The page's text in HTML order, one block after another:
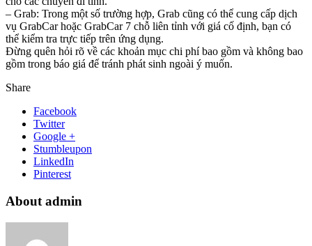
– Grab: Trong một số trường hợp, Grab cũng có thể cung cấp dịch
vụ GrabCar hoặc GrabCar 7 chỗ liên tỉnh với giá cố định, bạn có
thể kiểm tra trực tiếp trên ứng dụng.
Đừng quên hỏi rõ về các khoản mục chi phí bao gồm và không bao
gồm trong báo giá để tránh phát sinh ngoài ý muốn.
Share
Facebook
Twitter
Google +
Stumbleupon
LinkedIn
Pinterest
About admin